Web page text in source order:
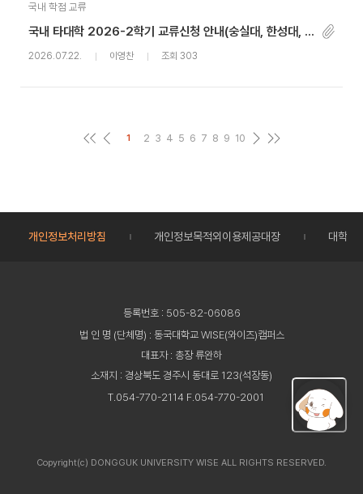
국내 학점 교류
국내 타대학 2026-2학기 교류신청 안내(숭실대, 한성대, 동덕여대)
2026.07.22. 이영찬 조회 303
1 2 3 4 5 6 7 8 9 10
개인정보처리방침 개인정보목적외이용제공대장 대학정
등록번호 : 505-82-06086
법 인 명 (단체명) : 동국대학교 WISE(와이즈)캠퍼스
대표자 : 총장 류완하
소재지 : 경상북도 경주시 동대로 123(석장동)
T.054-770-2114 F.054-770-2001
Copyright(c) DONGGUK UNIVERSITY WISE ALL RIGHTS RESERVED.